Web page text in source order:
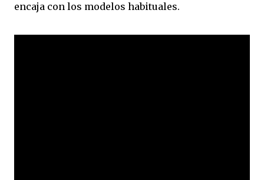
encaja con los modelos habituales.